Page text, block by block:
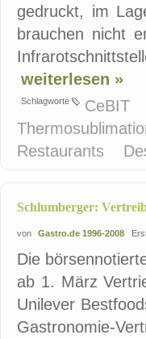
gedruckt, im
brauchen nicht
weiterlesen »
Schlagworte CeBIT
Restaurants
Schlumberger:
von Gastro.de 1996-2008
Die
ab 1. März
Unilever
Gastronomie-